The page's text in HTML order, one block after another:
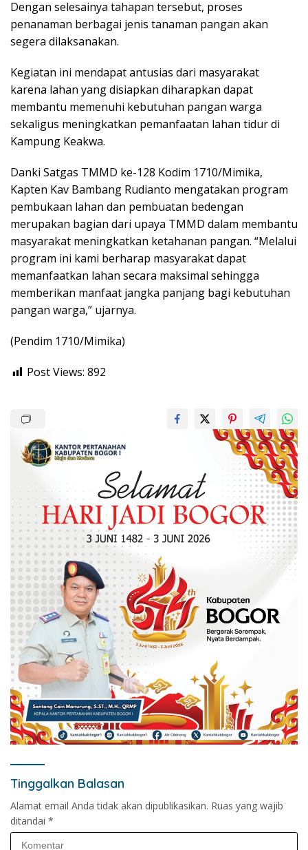
Dengan selesainya tahapan tersebut, proses
penanaman berbagai jenis tanaman pangan akan
segera dilaksanakan.
Kegiatan ini mendapat antusias dari masyarakat
karena lahan yang disiapkan diharapkan dapat
membantu memenuhi kebutuhan pangan warga
sekaligus meningkatkan pemanfaatan lahan tidur di
Kampung Keakwa.
Danki Satgas TMMD ke-128 Kodim 1710/Mimika,
Kapten Kav Bambang Rudianto mengatakan program
pembukaan lahan dan pembuatan bedengan
merupakan bagian dari upaya TMMD dalam membantu
masyarakat meningkatkan ketahanan pangan. “Melalui
program ini kami berharap masyarakat dapat
memanfaatkan lahan secara maksimal sehingga
memberikan manfaat jangka panjang bagi kebutuhan
pangan warga,” ujarnya.
(Pendim 1710/Mimika)
Post Views: 892
Tinggalkan Balasan
Alamat email Anda tidak akan dipublikasikan. Ruas yang wajib
ditandai *